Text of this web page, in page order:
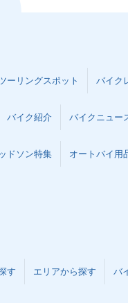
ーリングスポット バイク
バイク紹介 バイクニュー
ドソン特集 オートバイ用
す エリアから探す バ